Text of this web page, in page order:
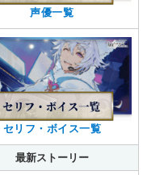
声優一覧
セリフ・ボイス一覧
最新ストーリー